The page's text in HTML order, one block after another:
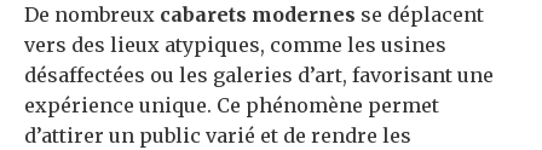
De nombreux cabarets modernes se déplacent
vers des lieux atypiques, comme les usines
désaffectées ou les galeries d’art, favorisant une
expérience unique. Ce phénomène permet
d’attirer un public varié et de rendre les